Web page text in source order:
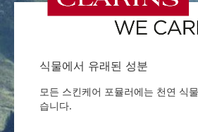
식물에서 유래된 성분
모든 스킨케어 포뮬러에는 천연 식
습니다.